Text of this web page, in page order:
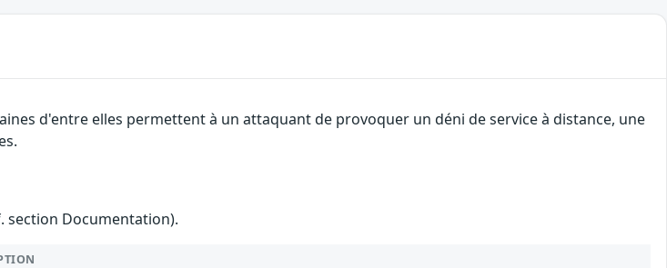
d'entre elles permettent à un attaquant de provoquer un déni de service à distance, une
section Documentation).